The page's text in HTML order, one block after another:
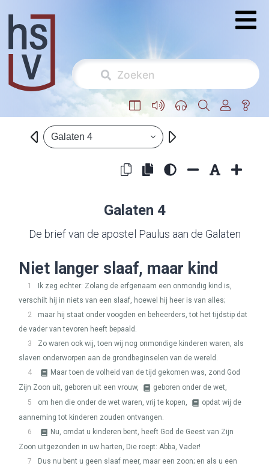
Galaten 4
Galaten 4
De brief van de apostel Paulus aan de Galaten
Niet langer slaaf, maar kind
1
Ik zeg echter: Zolang de erfgenaam een onmondig kind is,
verschilt hij in niets van een slaaf, hoewel hij heer is van alles;
2
maar hij staat onder voogden en beheerders, tot het tijdstip dat
de vader van tevoren heeft bepaald.
3
Zo waren ook wij, toen wij nog onmondige kinderen waren, als
slaven onderworpen aan de grondbeginselen van de wereld.
4
Maar toen de volheid van de tijd gekomen was, zond God
Zijn Zoon uit, geboren uit een vrouw,
geboren onder de wet,
5
om hen die onder de wet waren, vrij te kopen,
opdat wij de
aanneming tot kinderen zouden ontvangen.
6
Nu, omdat u kinderen bent, heeft God de Geest van Zijn
Zoon uitgezonden in uw harten, Die roept: Abba, Vader!
7
Dus nu bent u geen slaaf meer, maar een zoon; en als u een